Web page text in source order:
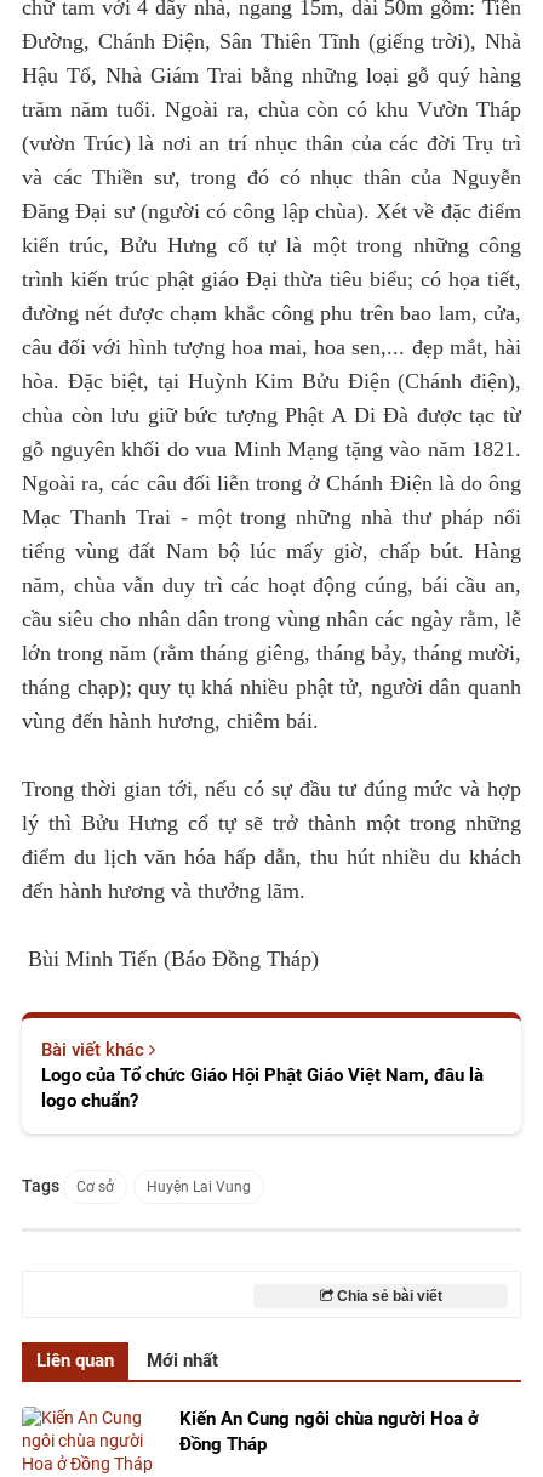
chữ tam với 4 dãy nhà, ngang 15m, dài 50m gồm: Tiền
Đường, Chánh Điện, Sân Thiên Tĩnh (giếng trời), Nhà
Hậu Tổ, Nhà Giám Trai bằng những loại gỗ quý hàng
trăm năm tuổi. Ngoài ra, chùa còn có khu Vườn Tháp
(vườn Trúc) là nơi an trí nhục thân của các đời Trụ trì
và các Thiền sư, trong đó có nhục thân của Nguyễn
Đăng Đại sư (người có công lập chùa). Xét về đặc điểm
kiến trúc, Bửu Hưng cổ tự là một trong những công
trình kiến trúc phật giáo Đại thừa tiêu biểu; có họa tiết,
đường nét được chạm khắc công phu trên bao lam, cửa,
câu đối với hình tượng hoa mai, hoa sen,... đẹp mắt, hài
hòa. Đặc biệt, tại Huỳnh Kim Bửu Điện (Chánh điện),
chùa còn lưu giữ bức tượng Phật A Di Đà được tạc từ
gỗ nguyên khối do vua Minh Mạng tặng vào năm 1821.
Ngoài ra, các câu đối liễn trong ở Chánh Điện là do ông
Mạc Thanh Trai - một trong những nhà thư pháp nổi
tiếng vùng đất Nam bộ lúc mấy giờ, chấp bút. Hàng
năm, chùa vẫn duy trì các hoạt động cúng, bái cầu an,
cầu siêu cho nhân dân trong vùng nhân các ngày rằm, lễ
lớn trong năm (rằm tháng giêng, tháng bảy, tháng mười,
tháng chạp); quy tụ khá nhiều phật tử, người dân quanh
vùng đến hành hương, chiêm bái.
Trong thời gian tới, nếu có sự đầu tư đúng mức và hợp
lý thì Bửu Hưng cổ tự sẽ trở thành một trong những
điểm du lịch văn hóa hấp dẫn, thu hút nhiều du khách
đến hành hương và thưởng lãm.
Bùi Minh Tiến (Báo Đồng Tháp)
Bài viết khác
Logo của Tổ chức Giáo Hội Phật Giáo Việt Nam, đâu là
logo chuẩn?
Tags Cơ sở Huyện Lai Vung
Chia sẻ bài viết
Liên quan Mới nhất
Kiến An Cung ngôi chùa người Hoa ở
Đồng Tháp